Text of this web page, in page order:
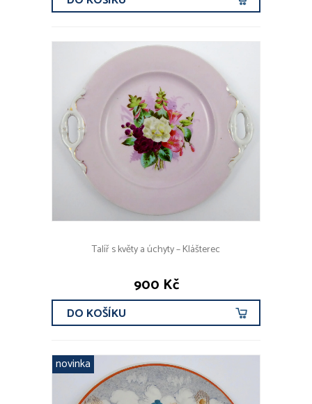
Talíř s květy a úchyty – Klášterec
900 Kč
DO KOŠÍKU
novinka